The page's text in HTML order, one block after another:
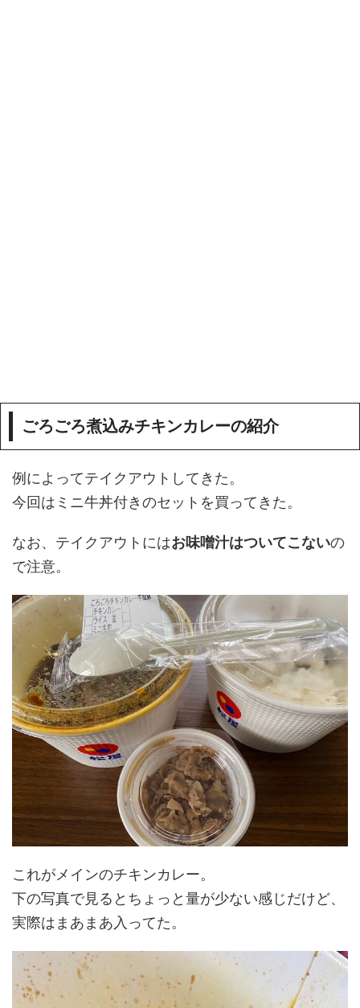
ごろごろ煮込みチキンカレーの紹介
例によってテイクアウトしてきた。
今回はミニ牛丼付きのセットを買ってきた。
なお、テイクアウトにはお味噌汁はついてこないの
で注意。
これがメインのチキンカレー。
下の写真で見るとちょっと量が少ない感じだけど、
実際はまあまあ入ってた。